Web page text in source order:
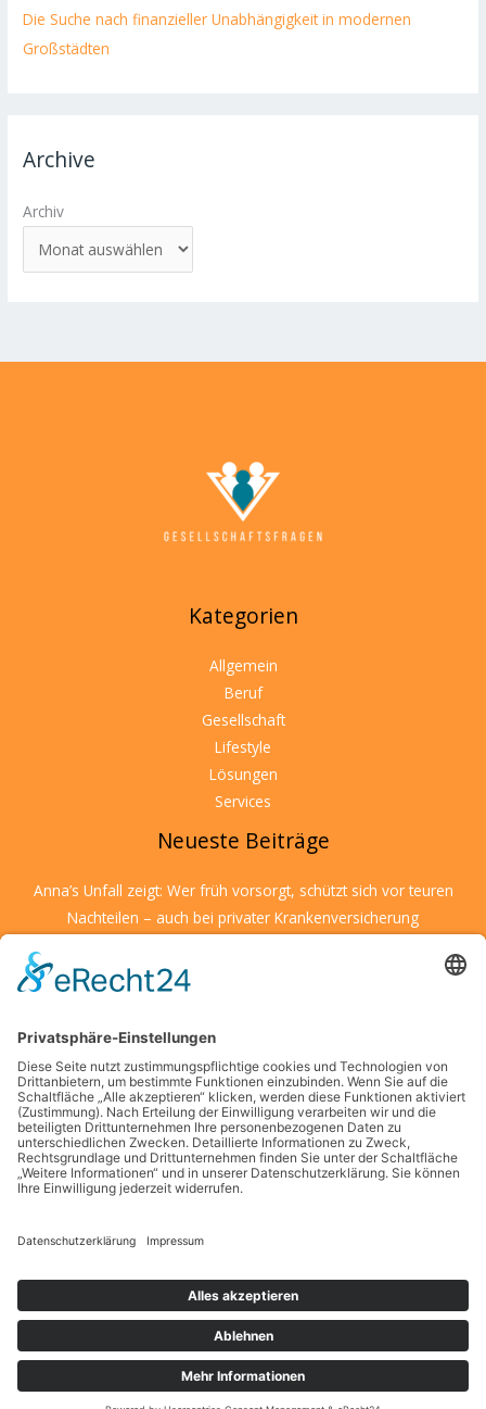
Die Suche nach finanzieller Unabhängigkeit in modernen
Großstädten
Archive
Archiv
Kategorien
Allgemein
Beruf
Gesellschaft
Lifestyle
Lösungen
Services
Neueste Beiträge
Anna’s Unfall zeigt: Wer früh vorsorgt, schützt sich vor teuren
Nachteilen – auch bei privater Krankenversicherung
Entscheidungsfähigkeit unter fremden Bedingungen
– was Eltern jetzt wissen sollten
Die Suche nach finanzieller Unabhängigkeit in modernen
Großstädten
Schlagwörter
Copyright © 2026 Gesellschaftsfragen
Datenschutz
Impressum